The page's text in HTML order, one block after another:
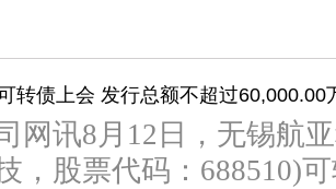
转债上会 发行总额不超过60,000.00
网讯8月12日，无锡航
，股票代码：688510)